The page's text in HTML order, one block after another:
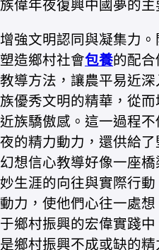
族偉年夜復興中國夢的主
增強文明認同與凝集力
塑造鄉村社會包養的配
教導方法，讓農平易近
族優秀文明的精華，從
近族驕傲感。這一過程
夜的精力動力，還供給
幻想信心教導好像一座
妙生涯的向往與實際行
動力，使他們心往一處
于鄉村振興的宏偉實踐
是鄉村振興不成或缺的